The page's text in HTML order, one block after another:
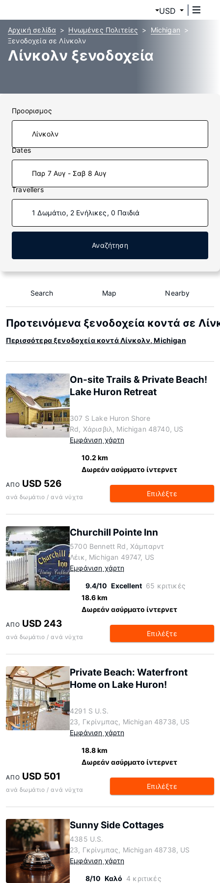
USD
Αρχική σελίδα Ηνωμένες Πολιτείες
Michigan
Ξενοδοχεία σε Λίνκολν
Λίνκολν ξενοδοχεία
Προορισμος
Dates
Παρ 7 Αυγ - Σαβ 8 Αυγ
Travellers
1 Δωμάτιο, 2 Ενήλικες, 0 Παιδιά
Αναζήτηση
Search Map Nearby
Προτεινόμενα ξενοδοχεία κοντά σε
Περισσότερα ξενοδοχεία κοντά Λίνκολν, Michigan
On-site Trails & Private Beach!
Lake Huron Retreat
307 S Lake Huron Shore
Rd, Χάρισβιλ, Michigan 48740, US
Εμφάνιση χάρτη
10.2 km
Δωρεάν ασύρματο ίντερνετ
ΑΠΌ USD 526
ανά δωμάτιο / ανά νύχτα Επιλέξτε
Churchill Pointe Inn
5700 Bennett Rd, Χάμπαρντ
Λέικ, Michigan 49747, US
Εμφάνιση χάρτη
9.4/10 Excellent 65 κριτικές
18.6 km
Δωρεάν ασύρματο ίντερνετ
ΑΠΌ USD 243
ανά δωμάτιο / ανά νύχτα Επιλέξτε
Private Beach: Waterfront
Home on Lake Huron!
4291 S U.S.
23, Γκρίνμπας, Michigan 48738, US
Εμφάνιση χάρτη
18.8 km
Δωρεάν ασύρματο ίντερνετ
ΑΠΌ USD 501
ανά δωμάτιο / ανά νύχτα Επιλέξτε
Sunny Side Cottages
4385 U.S.
23, Γκρίνμπας, Michigan 48738, US
Εμφάνιση χάρτη
8/10 Καλό 4 κριτικές